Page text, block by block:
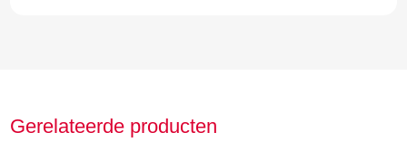
Gerelateerde producten